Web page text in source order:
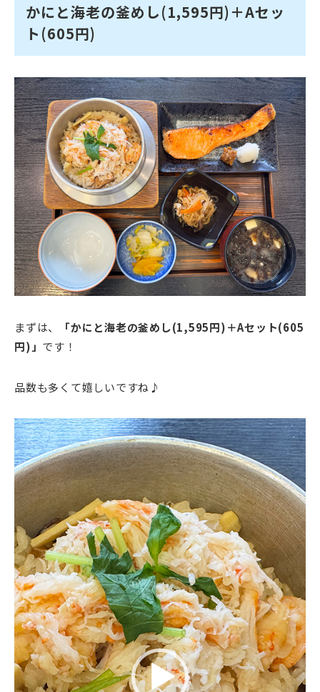
かにと海老の釜めし(1,595円)＋Aセッ
ト(605円)
まずは、
「かにと海老の釜めし(1,595円)＋Aセット(605
円)」 です！
品数も多くて嬉しいですね♪
動
画
プ
レ
ー
ヤ
ー